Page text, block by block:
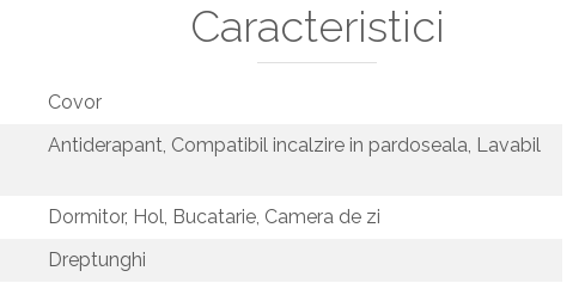
Caracteristici
Covor
Antiderapant, Compatibil incalzire in pardoseala, Lavabil
Dormitor, Hol, Bucatarie, Camera de zi
Dreptunghi